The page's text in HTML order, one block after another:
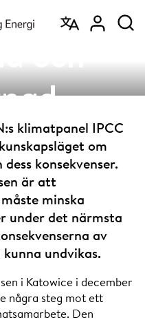
klimatpanel IPCC
om
konsekvenser.
är att
minska
under det närmsta
av
undvikas.
i Katowice i december
några steg mot ett
Den